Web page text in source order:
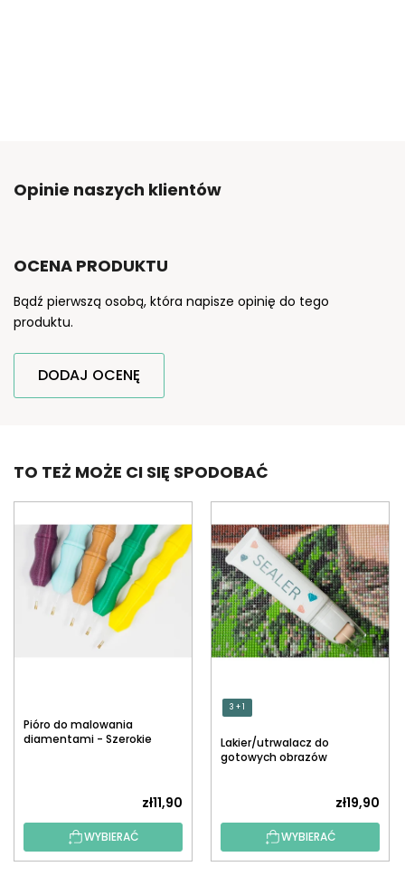
Opinie naszych klientów
OCENA PRODUKTU
Bądź pierwszą osobą, która napisze opinię do tego
produktu.
DODAJ OCENĘ
TO TEŻ MOŻE CI SIĘ SPODOBAĆ
Pióro do malowania
diamentami - Szerokie
zł11,90
WYBIERAĆ
3 + 1
Lakier/utrwalacz do
gotowych obrazów
zł19,90
WYBIERAĆ